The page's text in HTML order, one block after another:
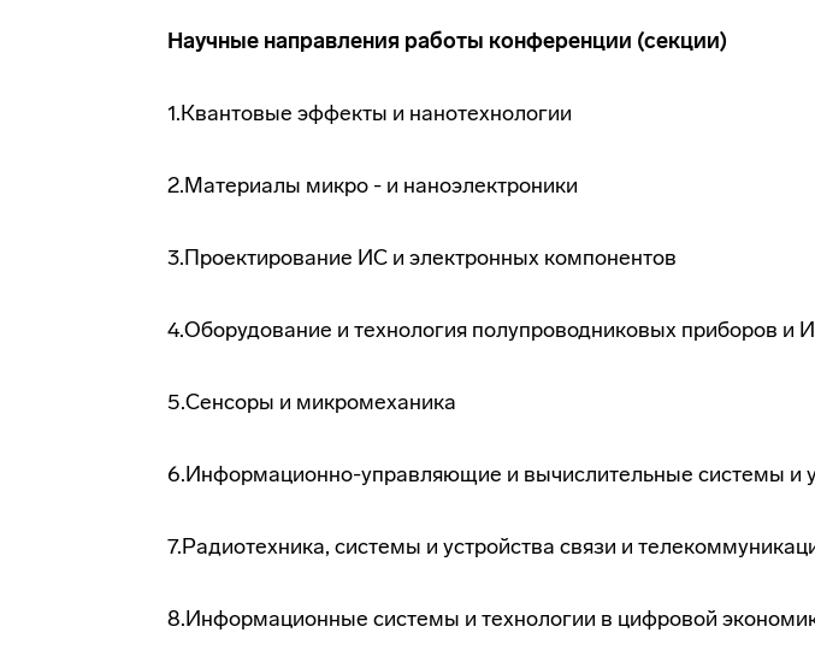
Научные направления работы конференции (секции)
1.Квантовые эффекты и нанотехнологии
2.Материалы микро - и наноэлектроники
3.Проектирование ИС и электронных компонентов
4.Оборудование и технология полупроводниковых приборов и
5.Сенсоры и микромеханика
6.Информационно-управляющие и вычислительные системы и
7.Радиотехника, системы и устройства связи и
8.Информационные системы и технологии в цифровой